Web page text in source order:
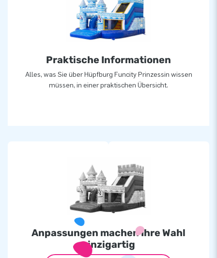
Designern, Entwicklern und Logistikern bieten einzigartige
aufblasbare Attraktionen auf großartige Weise! Kunden
können sich auf unseren professionellen Service und die
Praktische Informationen
Alles, was Sie über Hüpfburg Funcity Prinzessin wissen
müssen, in einer praktischen Übersicht.
Anpassungen machen Ihre Wahl
einzigartig